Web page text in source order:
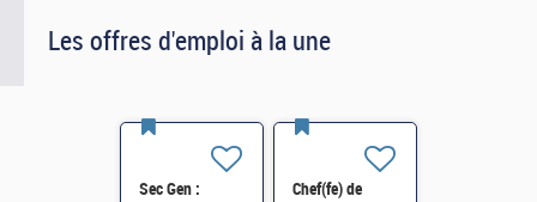
Les offres d'emploi à la une
Sec Gen :
Chef(fe) de